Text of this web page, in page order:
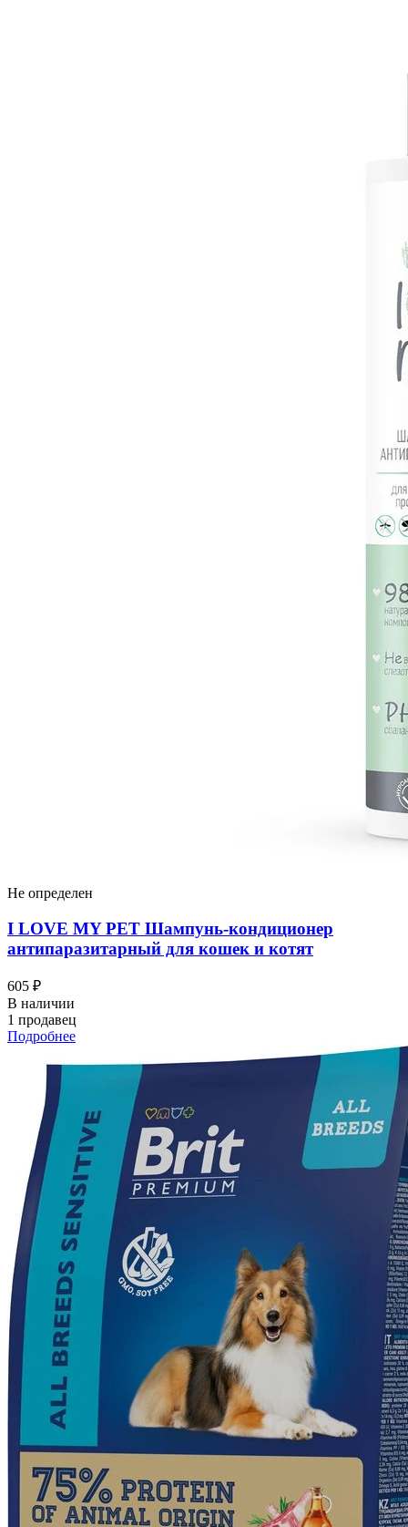
Не определен
I LOVЕ MY PET Шампунь-кондиционер
антипаразитарный для кошек и котят
605 ₽
В наличии
1 продавец
Подробнее